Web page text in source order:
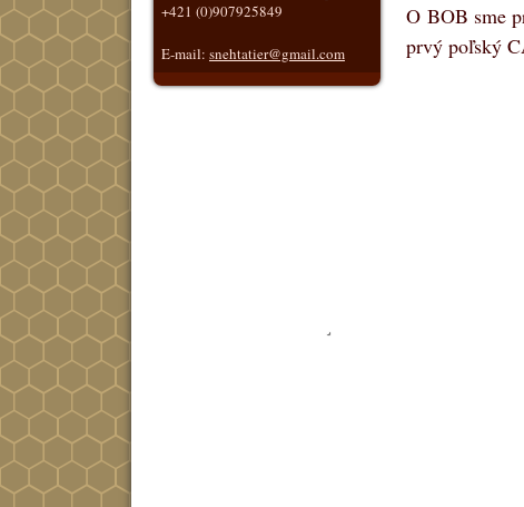
+421 (0)907925849
E-mail: snehtatier@gmail.com
O BOB sme
prvý poľský